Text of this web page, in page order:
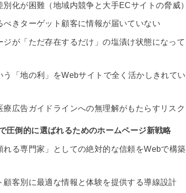
化が困難（地域内競争と大手ECサイトの脅威）
べきターゲット顧客に情報が届いていない
ジが「ただ存在するだけ」の塩漬け状態になって
う「地の利」をWebサイトで全く活かしきれてい
療広告ガイドラインへの無理解がもたらすリスク
圧倒的に選ばれるためのホームページ新戦略
れる専門家」としての絶対的な信頼をWebで構築
顧客別に最適な情報と体験を提供する導線設計